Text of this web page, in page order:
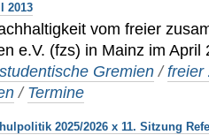
2013
vom freier
e.V. (fzs) in Mainz im April
Gremien /freier
/ Termine
2025/2026 x 11. Sitzung